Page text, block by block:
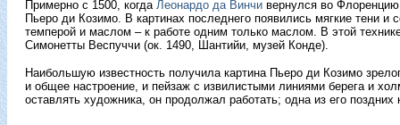
Примерно с 1500, когда Леонардо да Винчи вернулся во
Пьеро ди Козимо. В картинах последнего появились мягкие тени
темперой и маслом – к работе одним только маслом. В этой
Симонетты Веспуччи (ок. 1490, Шантийи, музей Конде).
Наибольшую известность получила картина Пьеро ди Козимо
и общее настроение, и пейзаж с извилистыми линиями берега и
оставлять художника, он продолжал работать; одна из его